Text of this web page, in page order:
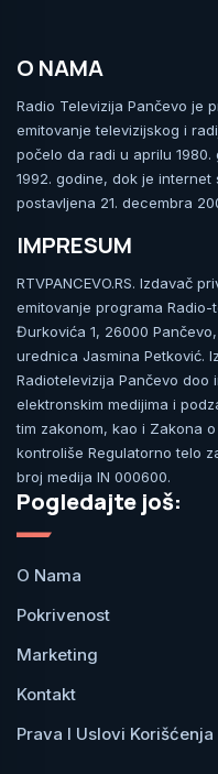
O NAMA
Radio Televizija Pančevo je
emitovanje televizijskog i
počelo da radi u aprilu
1992. godine, dok je
postavljena 21. decembra
IMPRESUM
RTVPANCEVO.RS. Izdavač
emitovanje programa
Đurkovića 1, 26000
urednica Jasmina Petković.
Radiotelevizija Pančevo doo
elektronskim medijima i
tim zakonom, kao i Zakona
kontroliše Regulatorno telo
broj medija IN 000600.
Pogledajte još:
O Nama
Pokrivenost
Marketing
Kontakt
Prava I Uslovi Korišćenja